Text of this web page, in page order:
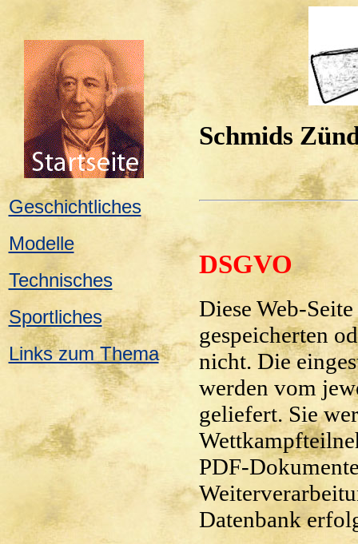
Geschichtliches
Modelle
Technisches
Sportliches
Links zum Thema
Schmids
DSGVO
Diese Web-
gespeicherten
nicht. Die
werden vom
geliefert. Sie
PDF-
Datenbank